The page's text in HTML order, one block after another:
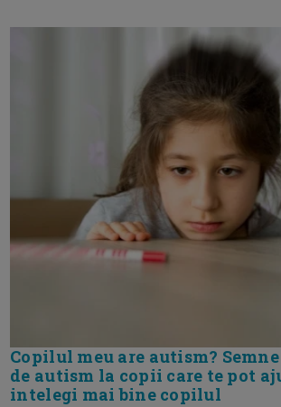
Copilul meu are autism?
de autism la copii care te pot
intelegi mai bine copilul